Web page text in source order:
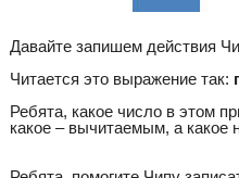
Давайте запишем действия
Читается это выражение так:
Ребята, какое число в этом
какое – вычитаемым, а какое